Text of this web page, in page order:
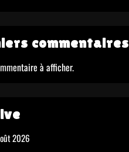
commentaires
à afficher.
2026